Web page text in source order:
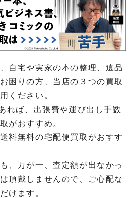
自宅や実家の本の整理、遺品
困りの方、当店の３つの買取
ください。
れば、出張費や運び出し手数
がおすすめ。
料無料の宅配便買取がおすす
、万が一、査定額が出なかっ
頂戴しませんので、ご心配な
けます。